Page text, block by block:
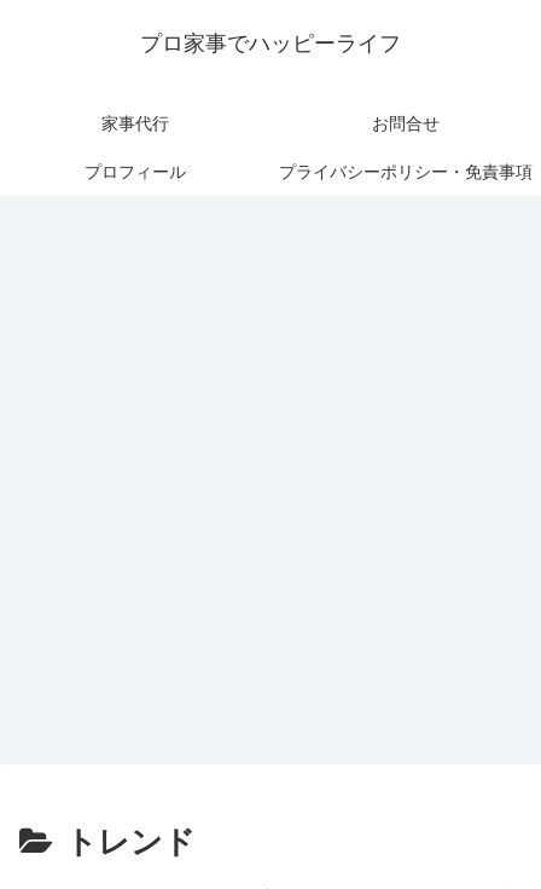
プロ家事でハッピーライフ
家事代行 お問合せ
プロフィール プライバシーポリシー・免責事項
トレンド